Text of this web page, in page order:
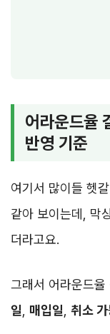
어라운드율
반영 기준
여기서 많이들 헷
같아 보이는데, 막
더라고요.
그래서 어라운드
일
매입일 취소 가